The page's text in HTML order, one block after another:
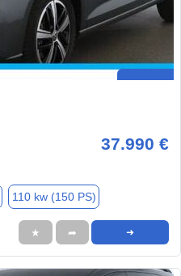
37.990 €
110 kw (150 PS)
★ ➦ ➜